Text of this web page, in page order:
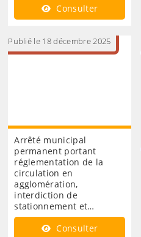
Consulter
Publié le 18 décembre 2025
Arrêté municipal
permanent portant
réglementation de la
circulation en
agglomération,
interdiction de
stationnement et…
Consulter